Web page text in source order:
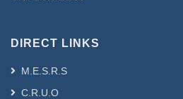
DIRECT LINKS
M.E.S.R.S
C.R.U.O